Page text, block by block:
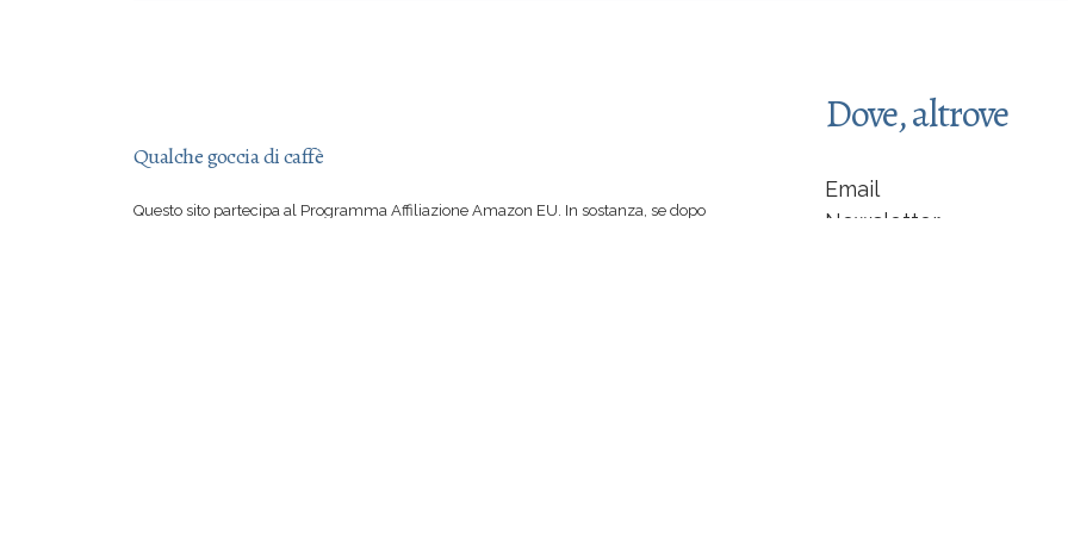
Qualche goccia di caffè
Questo sito partecipa al Programma Affiliazione Amazon EU. In sostanza, se dopo
Dove, altrove
Email
Newsletter